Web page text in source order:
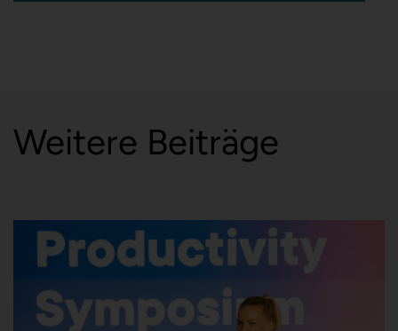
Weitere Beiträge